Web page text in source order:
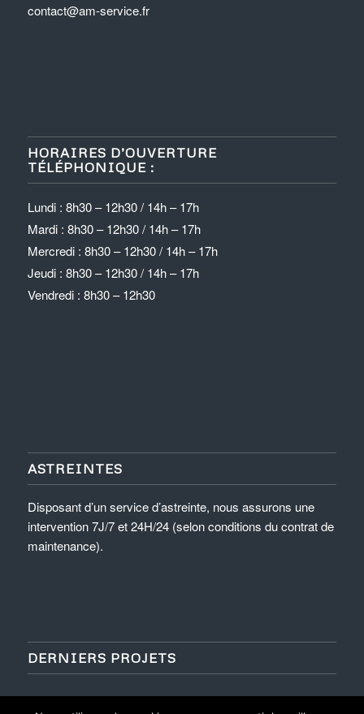
contact@am-service.fr
HORAIRES D’OUVERTURE
TÉLÉPHONIQUE :
Lundi : 8h30 – 12h30 / 14h – 17h
Mardi : 8h30 – 12h30 / 14h – 17h
Mercredi : 8h30 – 12h30 / 14h – 17h
Jeudi : 8h30 – 12h30 / 14h – 17h
Vendredi : 8h30 – 12h30
ASTREINTES
Disposant d’un service d’astreinte, nous assurons une
intervention 7J/7 et 24H/24 (selon conditions du contrat de
maintenance).
DERNIERS PROJETS